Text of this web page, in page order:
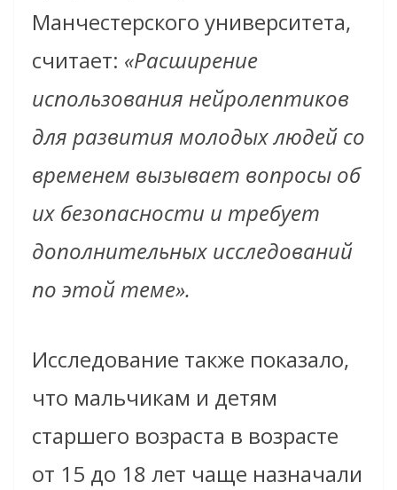
Манчестерского университета,
считает: «Расширение
использования нейролептиков
для развития молодых людей со
временем вызывает вопросы об
их безопасности и требует
дополнительных исследований
по этой теме».
Исследование также показало,
что мальчикам и детям
старшего возраста в возрасте
от 15 до 18 лет чаще назначали